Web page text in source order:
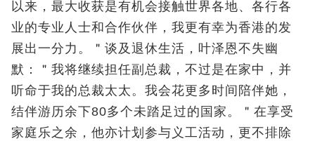
以来，最大收获是有机会接触世界各地、各行各
业的专业人士和合作伙伴，我更有幸为香港的发
展出一分力。＂谈及退休生活，叶泽恩不失幽
默：＂我将继续担任副总裁，不过是在家中，并
听命于我的总裁太太。我会花更多时间陪伴她，
结伴游历余下80多个未踏足过的国家。＂在享受
家庭乐之余，他亦计划参与义工活动，更不排除